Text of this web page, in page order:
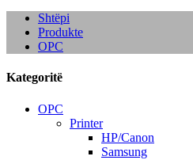
Shtëpi
Produkte
OPC
Kategoritë
OPC
Printer
HP/Canon
Samsung